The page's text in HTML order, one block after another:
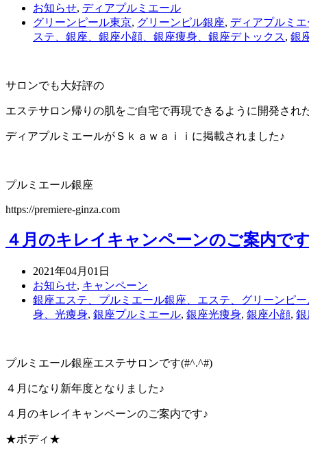
お知らせ, ディアプルミエール
グリーンピール東京, グリーンピル銀座, ディアプルミ
ステ、銀座、銀座小顔、銀座痩身、銀座デトックス, 銀
サロンでも大好評の
エステサロン帰りの肌をご自宅で再現できるように開発され
ディアプルミエールがＳｋａｗａｉｉに掲載されました♪
プルミエール銀座
https://premiere-ginza.com
４月のキレイキャンペーンのご案内で
2021年04月01日
お知らせ, キャンペーン
銀座エステ、プルミエール銀座、エステ、グリーンピ
身、光痩身, 銀座プルミエール, 銀座光痩身, 銀座小顔, 銀
プルミエール銀座エステサロンです(#^.^#)
４月になり新年度となりました♪
４月のキレイキャンペーンのご案内です♪
★ボディ★